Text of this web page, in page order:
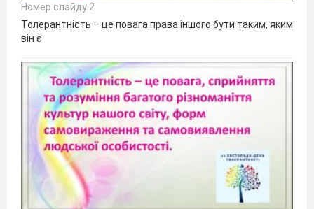
Номер слайду 2
Толерантність – це повага права іншого бути таким, яким
він є